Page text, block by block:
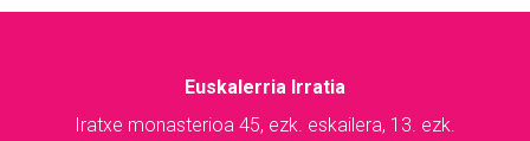
Euskalerria Irratia
Iratxe monasterioa 45, ezk. eskailera, 13. ezk.